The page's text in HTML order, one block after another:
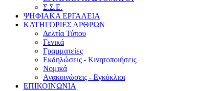
Σ.Σ.Ε.
ΨΗΦΙΑΚΑ ΕΡΓΑΛΕΙΑ
ΚΑΤΗΓΟΡΙΕΣ ΑΡΘΡΩΝ
Δελτία Τύπου
Γενικά
Γραμματείες
Εκδηλώσεις - Κινητοποιήσεις
Νομικά
Ανακοινώσεις - Εγκύκλιοι
ΕΠΙΚΟΙΝΩΝΙΑ